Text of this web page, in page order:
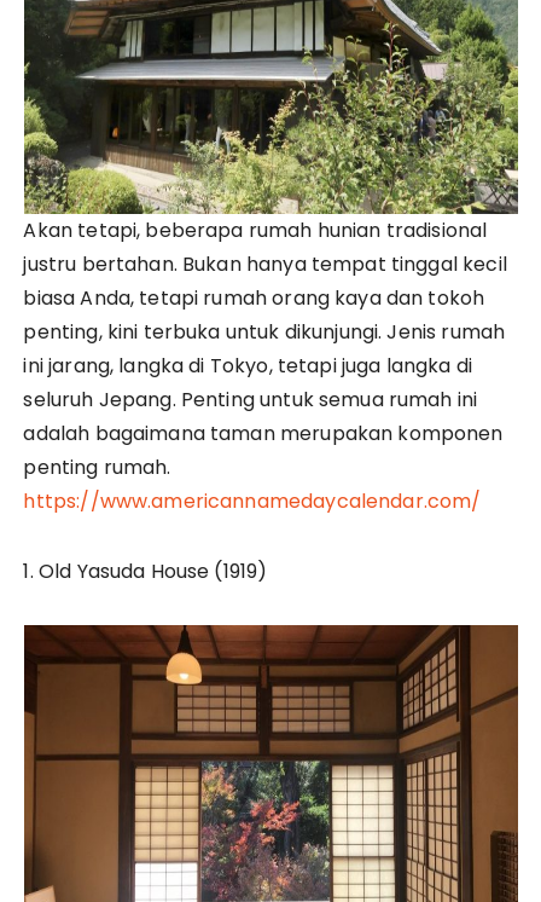
Akan tetapi, beberapa rumah hunian tradisional
justru bertahan. Bukan hanya tempat tinggal kecil
biasa Anda, tetapi rumah orang kaya dan tokoh
penting, kini terbuka untuk dikunjungi. Jenis rumah
ini jarang, langka di Tokyo, tetapi juga langka di
seluruh Jepang. Penting untuk semua rumah ini
adalah bagaimana taman merupakan komponen
penting rumah.
https://www.americannamedaycalendar.com/
1. Old Yasuda House (1919)